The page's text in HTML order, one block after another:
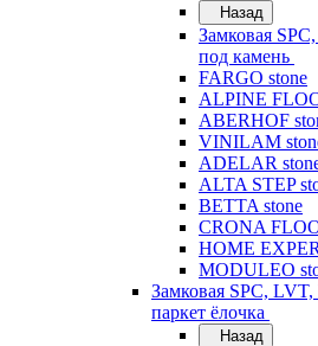
Назад
Замковая
под камень
FARGO stone
ALPINE
ABERHOF
VINILAM
ADELAR
ALTA STEP
BETTA stone
CRONA
HOME
MODULEO
Замковая SPC,
паркет ёлочка
Назад